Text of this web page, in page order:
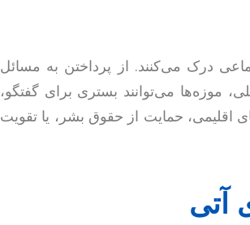
درک می‌کنند. از پرداختن به مسائل
موزه‌ها می‌توانند بستری برای گفتگو،
حمایت از حقوق بشر، یا تقویت